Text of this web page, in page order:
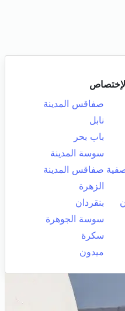
صفاقس المدينة
نابل
باب بحر
سوسة المدينة
صفاقس المدينة
الزهرة
بنقردان
سوسة الجوهرة
سكرة
ميدون